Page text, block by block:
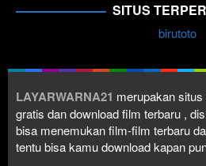
SITUS
birutoto
LAYARWARNA21 merupakan
gratis dan download film terbaru ,
bisa menemukan film-film terbaru
tentu bisa kamu download kapan